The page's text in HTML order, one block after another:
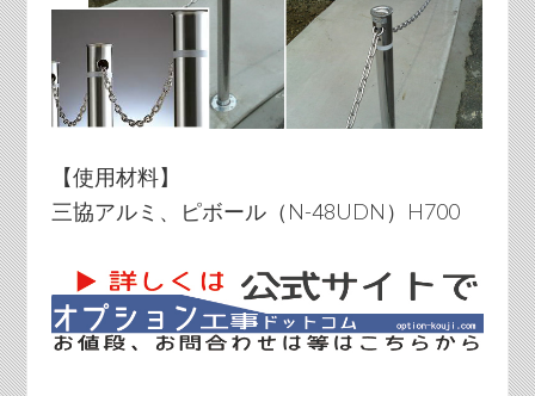
【使用材料】
三協アルミ、ピボール（N-48UDN）H700